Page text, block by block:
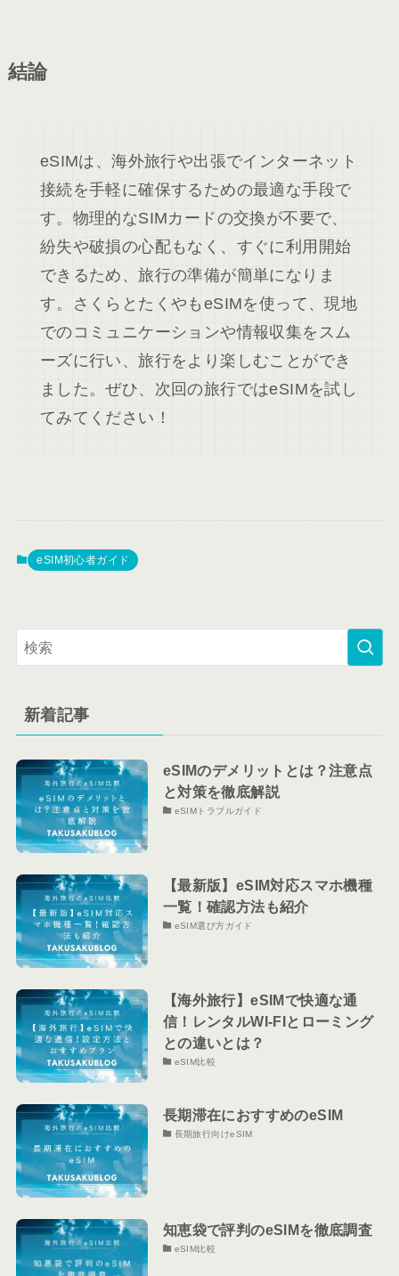
結論
eSIMは、海外旅行や出張でインターネット
接続を手軽に確保するための最適な手段で
す。物理的なSIMカードの交換が不要で、
紛失や破損の心配もなく、すぐに利用開始
できるため、旅行の準備が簡単になりま
す。さくらとたくやもeSIMを使って、現地
でのコミュニケーションや情報収集をスム
ーズに行い、旅行をより楽しむことができ
ました。ぜひ、次回の旅行ではeSIMを試し
てみてください！
eSIM初心者ガイド
新着記事
eSIMのデメリットとは？注意点
と対策を徹底解説
eSIMトラブルガイド
【最新版】eSIM対応スマホ機種
一覧！確認方法も紹介
eSIM選び方ガイド
【海外旅行】eSIMで快適な通
信！レンタルWI-FIとローミング
との違いとは？
eSIM比較
長期滞在におすすめのeSIM
長期旅行向けeSIM
知恵袋で評判のeSIMを徹底調査
eSIM比較